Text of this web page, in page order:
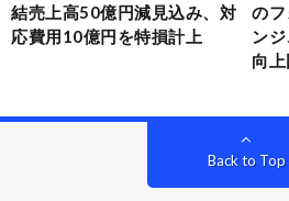
結売上高50億円減見込み、対
応費用10億円を特損計上
の
ン
向
Back to Top